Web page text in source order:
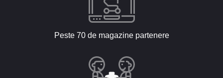
Peste 70 de magazine partenere